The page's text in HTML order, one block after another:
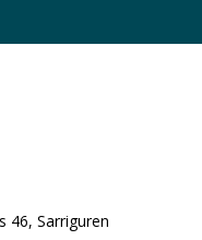
46, Sarriguren